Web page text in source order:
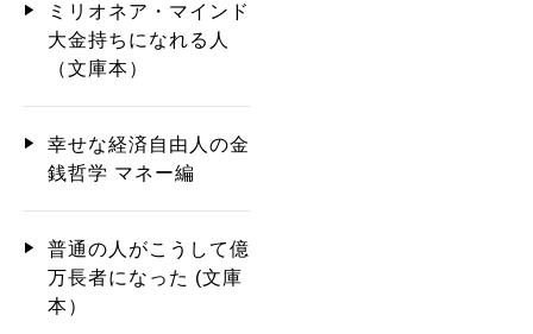
ミリオネア・マインド
大金持ちになれる人
（文庫本）
幸せな経済自由人の金
銭哲学 マネー編
普通の人がこうして億
万長者になった (文庫
本）